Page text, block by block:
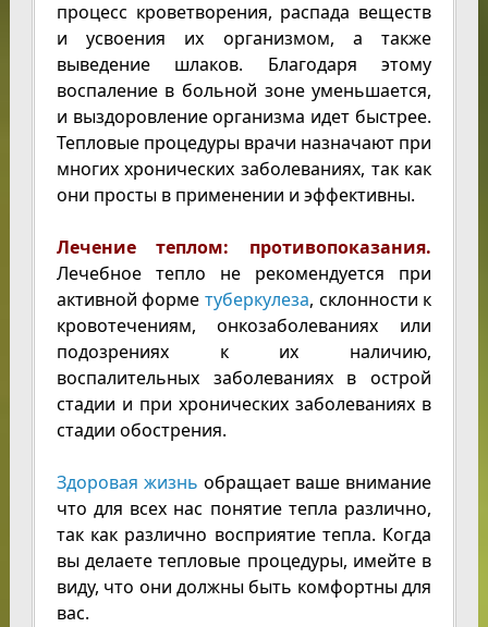
процесс кроветворения, распада веществ
и усвоения их организмом, а также
выведение шлаков. Благодаря этому
воспаление в больной зоне уменьшается,
и выздоровление организма идет быстрее.
Тепловые процедуры врачи назначают при
многих хронических заболеваниях, так как
они просты в применении и эффективны.
Лечение теплом: противопоказания.
Лечебное тепло не рекомендуется при
активной форме туберкулеза, склонности к
кровотечениям, онкозаболеваниях или
подозрениях к их наличию,
воспалительных заболеваниях в острой
стадии и при хронических заболеваниях в
стадии обострения.
Здоровая жизнь обращает ваше внимание
что для всех нас понятие тепла различно,
так как различно восприятие тепла. Когда
вы делаете тепловые процедуры, имейте в
виду, что они должны быть комфортны для
вас.